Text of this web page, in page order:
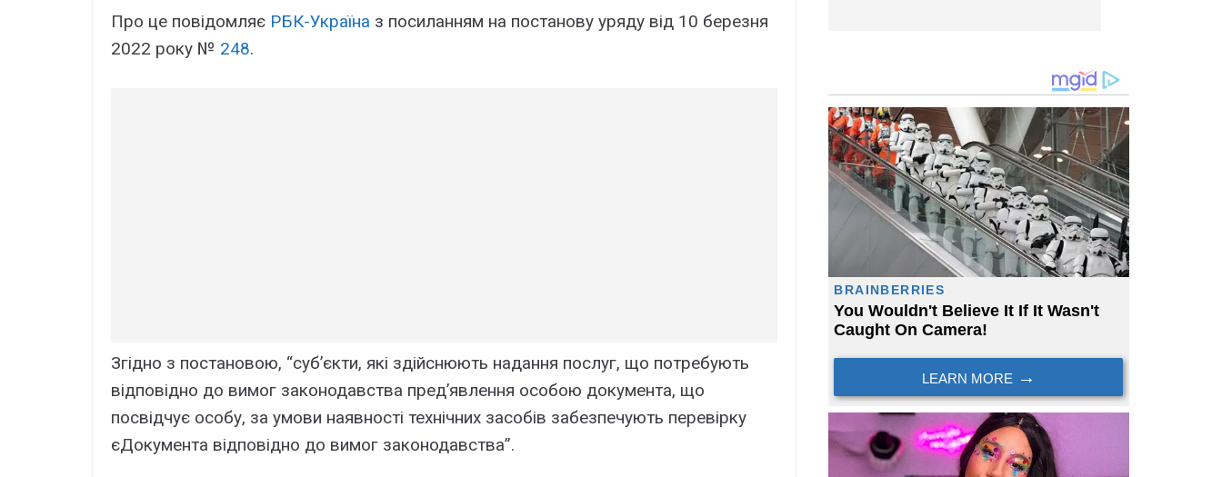
Про це повідомляє РБК-Україна з посиланням на постанову уряду від 10 березня
2022 року № 248.
Згідно з постановою, “суб’єкти, які здійснюють надання послуг, що потребують
відповідно до вимог законодавства пред’явлення особою документа, що
посвідчує особу, за умови наявності технічних засобів забезпечують перевірку
єДокумента відповідно до вимог законодавства”.